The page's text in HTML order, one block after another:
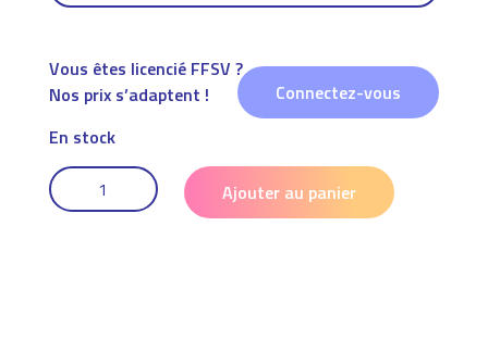
Vous êtes licencié FFSV ?
Nos prix s’adaptent !
Connectez-vous
En stock
QUANTITÉ
DE
NOTE
Ajouter au panier